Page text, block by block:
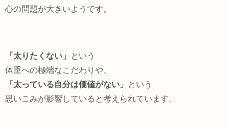
心の問題が大きいようです。
「太りたくない」
という
体重への極端なこだわりや、
「太っている自分は価値がない」
という
思いこみが影響していると考えられています。